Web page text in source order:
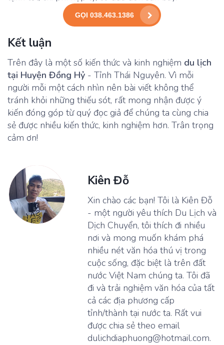
GỌI 038.463.1386
Kết luận
Trên đây là một số kiến thức và kinh nghiệm du lịch
tại Huyện Đồng Hỷ - Tỉnh Thái Nguyên. Vì mỗi
người mỗi một cách nhìn nên bài viết không thể
tránh khỏi những thiếu sót, rất mong nhận được ý
kiến đóng góp từ quý đọc giả để chúng ta cùng chia
sẻ được nhiều kiến thức, kinh nghiệm hơn. Trân trọng
cảm ơn!
Kiên Đỗ
Xin chào các bạn! Tôi là Kiên Đỗ
- một người yêu thích Du Lịch và
Dịch Chuyển, tôi thích đi nhiều
nơi và mong muốn khám phá
nhiều nét văn hóa thú vị trong
cuộc sống, đặc biệt là trên đất
nước Việt Nam chúng ta. Tôi đã
đi và trải nghiệm văn hóa của tất
cả các địa phương cấp
tỉnh/thành tại nước ta. Rất vui
được chia sẻ theo email
dulichdiaphuong@hotmail.com.